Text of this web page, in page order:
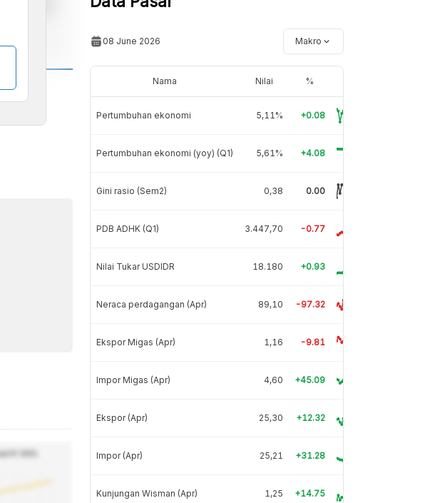
08 June 2026 Makro
Nama Nilai %
Pertumbuhan ekonomi 5,11% +0.08
Pertumbuhan ekonomi (yoy) (Q1) 5,61% +4.08
Gini rasio (Sem2) 0,38 0.00
PDB ADHK (Q1) 3.447,70 -0.77
Nilai Tukar USDIDR 18.180 +0.93
Neraca perdagangan (Apr) 89,10 -97.32
Ekspor Migas (Apr) 1,16 -9.81
Impor Migas (Apr) 4,60 +45.09
Ekspor (Apr) 25,30 +12.32
Impor (Apr) 25,21 +31.28
Kunjungan Wisman (Apr) 1,25 +14.75